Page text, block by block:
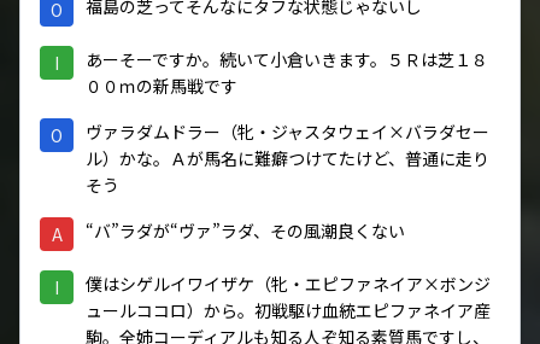
O 福島の芝ってそんなにタフな状態じゃないし
I
あーそーですか。続いて小倉いきます。５Ｒは芝１８
００ｍの新馬戦です
O
ヴァラダムドラー（牝・ジャスタウェイ×バラダセー
ル）かな。Ａが馬名に難癖つけてたけど、普通に走り
そう
A “バ”ラダが“ヴァ”ラダ、その風潮良くない
I
僕はシゲルイワイザケ（牝・エピファネイア×ボンジ
ュールココロ）から。初戦駆け血統エピファネイア産
駒。全姉コーディアルも知る人ぞ知る素質馬ですし、